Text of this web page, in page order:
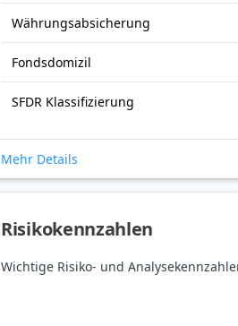
Währungsabsicherung
Fondsdomizil
SFDR Klassifizierung
Mehr Details
Risikokennzahlen
Wichtige Risiko- und